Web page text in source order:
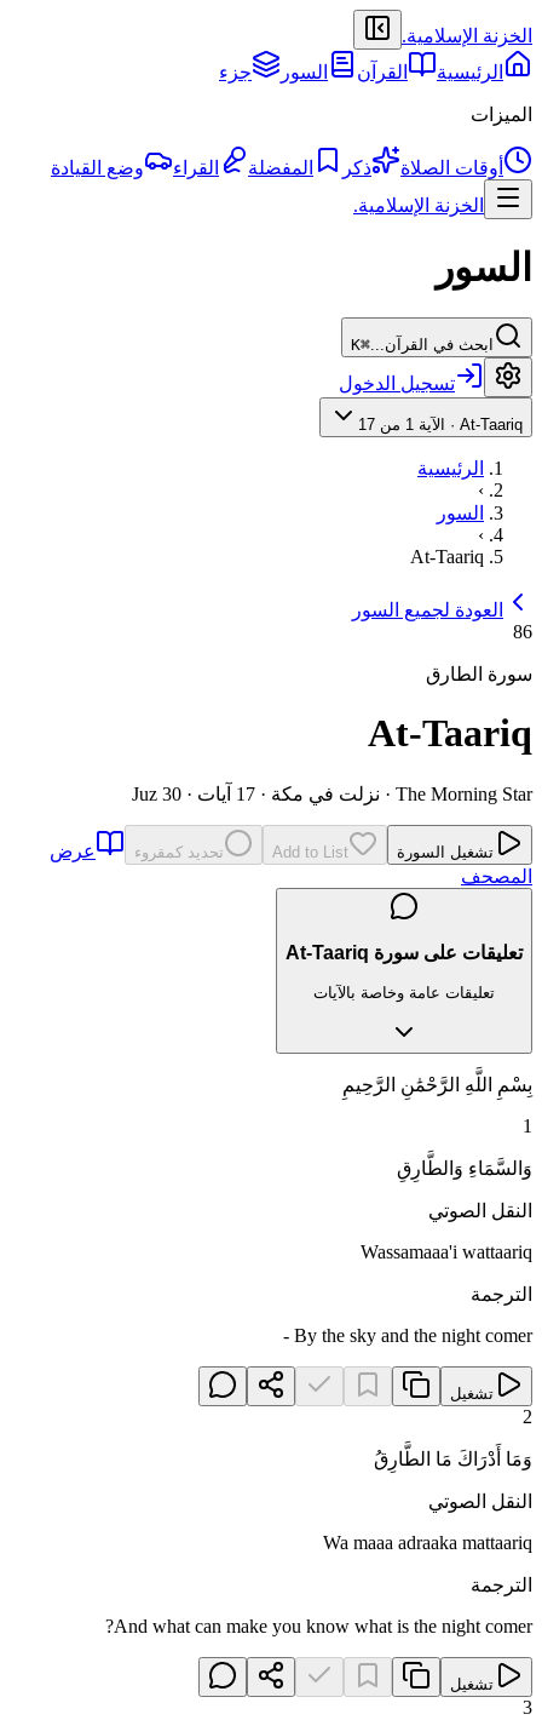
الخزنة الإسلامية.
الرئيسية
القرآن السور جزء
الميزات
أوقات الصلاة ذكر المفضلة القراء
وضع القيادة
الخزنة الإسلامية.
السور
ابحث في القرآن... ⌘K
تسجيل الدخول
At-Taariq
· الآية 1 من 17
الرئيسية
›
السور
›
At-Taariq
العودة لجميع السور
86
سورة الطارق
At-Taariq
The Morning Star
· نزلت في مكة · 17 آيات ·
Juz 30
تشغيل السورة Add to List تحديد كمقروء
عرض
المصحف
تعليقات على سورة At-Taariq
تعليقات عامة وخاصة بالآيات
بِسْمِ اللَّهِ الرَّحْمَٰنِ الرَّحِيمِ
1
وَالسَّمَاءِ وَالطَّارِقِ
النقل الصوتي
Wassamaaa'i wattaariq
الترجمة
By the sky and the night comer -
تشغيل
2
وَمَا أَدْرَاكَ مَا الطَّارِقُ
النقل الصوتي
Wa maaa adraaka mattaariq
الترجمة
And what can make you know what is the night comer?
تشغيل
3